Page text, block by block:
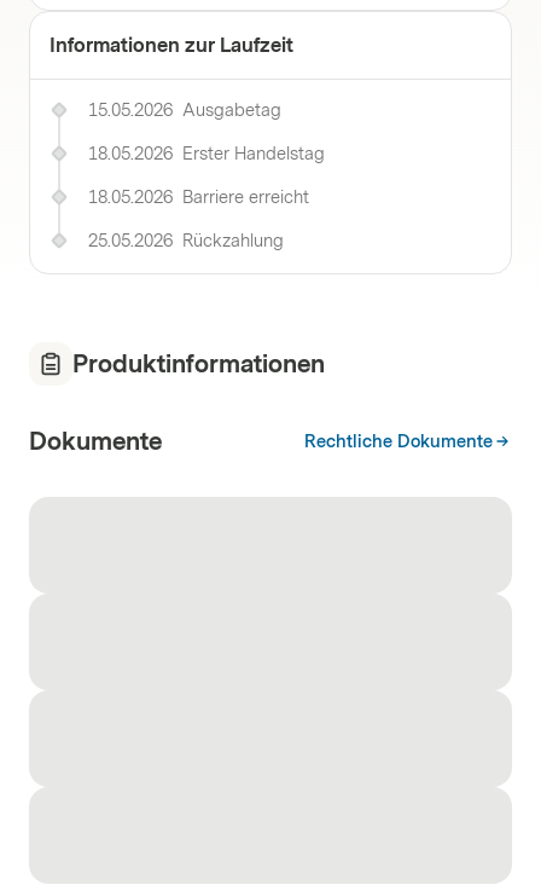
Informationen zur Laufzeit
15.05.2026 Ausgabetag
18.05.2026 Erster Handelstag
18.05.2026 Barriere erreicht
25.05.2026 Rückzahlung
Produktinformationen
Dokumente Rechtliche Dokumente